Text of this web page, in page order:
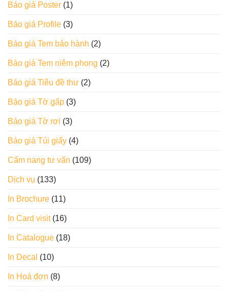
Báo giá Poster (1)
Báo giá Profile (3)
Báo giá Tem bảo hành (2)
Báo giá Tem niêm phong (2)
Báo giá Tiêu đề thư (2)
Báo giá Tờ gấp (3)
Báo giá Tờ rơi (3)
Báo giá Túi giấy (4)
Cẩm nang tư vấn (109)
Dịch vụ (133)
In Brochure (11)
In Card visit(16)
In Catalogue (18)
In Decal (10)
In Hoá đơn (8)